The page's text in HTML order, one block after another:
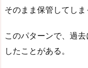
そのまま保管してしま
このパターンで、過
したことがある。